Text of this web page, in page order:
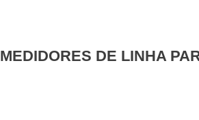
MEDIDORES DE LINHA